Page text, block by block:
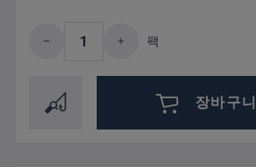
제품 수량: 원하는 값을
팩
장바구